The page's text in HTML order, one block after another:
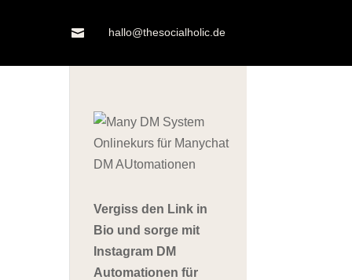
 hallo@thesocialholic.de
Vergiss den Link in
Bio und sorge mit
Instagram DM
Automationen für